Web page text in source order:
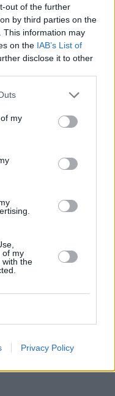
out of the further
by third parties on the
This information may
on the IAB’s List of
disclose it to other
my
of my
with the
Privacy Policy
η
περνά
αυτοπεποίθηση
χρειάζεται να
το καλοκαίρι, το
ό,τι